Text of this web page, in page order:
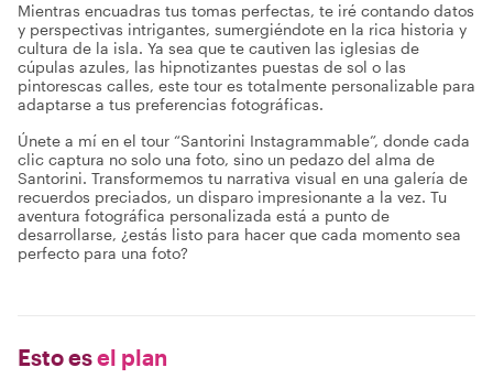
Mientras encuadras tus tomas perfectas, te iré contando datos
y perspectivas intrigantes, sumergiéndote en la rica historia y
cultura de la isla. Ya sea que te cautiven las iglesias de
cúpulas azules, las hipnotizantes puestas de sol o las
pintorescas calles, este tour es totalmente personalizable para
adaptarse a tus preferencias fotográficas.
Únete a mí en el tour “Santorini Instagrammable”, donde cada
clic captura no solo una foto, sino un pedazo del alma de
Santorini. Transformemos tu narrativa visual en una galería de
recuerdos preciados, un disparo impresionante a la vez. Tu
aventura fotográfica personalizada está a punto de
desarrollarse, ¿estás listo para hacer que cada momento sea
perfecto para una foto?
Esto esel plan